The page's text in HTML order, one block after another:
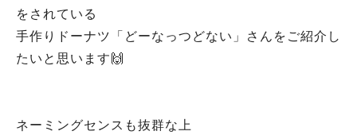
をされている
手作りドーナツ「どーなっつどない」さんをご紹介し
たいと思います🙌
ネーミングセンスも抜群な上